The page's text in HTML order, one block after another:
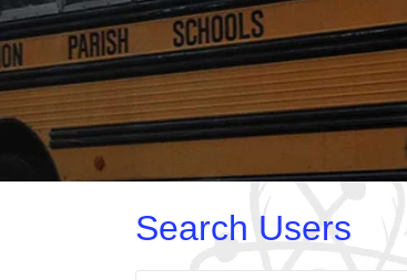
Search Users